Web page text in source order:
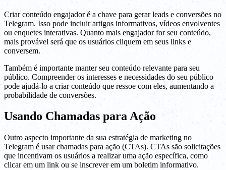
Criar conteúdo engajador é a chave para gerar leads e conversões no
Telegram. Isso pode incluir artigos informativos, vídeos envolventes
ou enquetes interativas. Quanto mais engajador for seu conteúdo,
mais provável será que os usuários cliquem em seus links e
conversem.
Também é importante manter seu conteúdo relevante para seu
público. Compreender os interesses e necessidades do seu público
pode ajudá-lo a criar conteúdo que ressoe com eles, aumentando a
probabilidade de conversões.
Usando Chamadas para Ação
Outro aspecto importante da sua estratégia de marketing no
Telegram é usar chamadas para ação (CTAs). CTAs são solicitações
que incentivam os usuários a realizar uma ação específica, como
clicar em um link ou se inscrever em um boletim informativo.